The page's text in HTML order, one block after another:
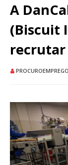
A
(Biscuit
recrutar